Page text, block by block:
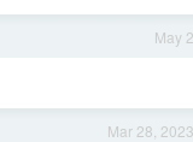
May 2
Mar 28, 2023